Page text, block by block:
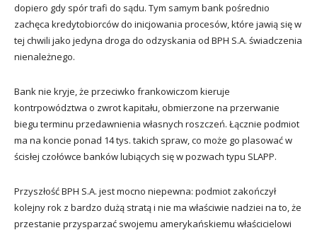
dopiero gdy spór trafi do sądu. Tym samym bank pośrednio
zachęca kredytobiorców do inicjowania procesów, które jawią się w
tej chwili jako jedyna droga do odzyskania od BPH S.A. świadczenia
nienależnego.
Bank nie kryje, że przeciwko frankowiczom kieruje
kontrpowództwa o zwrot kapitału, obmierzone na przerwanie
biegu terminu przedawnienia własnych roszczeń. Łącznie podmiot
ma na koncie ponad 14 tys. takich spraw, co może go plasować w
ścisłej czołówce banków lubiących się w pozwach typu SLAPP.
Przyszłość BPH S.A. jest mocno niepewna: podmiot zakończył
kolejny rok z bardzo dużą stratą i nie ma właściwie nadziei na to, że
przestanie przysparzać swojemu amerykańskiemu właścicielowi